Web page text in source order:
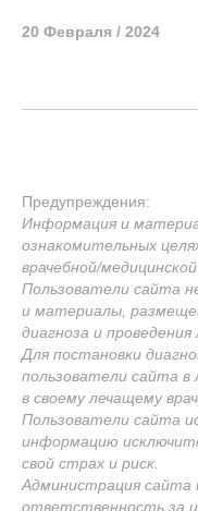
20 Февраля / 2024
Предупреждения:
Информация и
ознакомительных
врачебной/
Пользователи сайта
и материалы,
диагноза и проведения
Для постановки
пользователи сайта
в своему лечащему
Пользователи сайта
информацию
свой страх и риск.
Администрация
ответственность за